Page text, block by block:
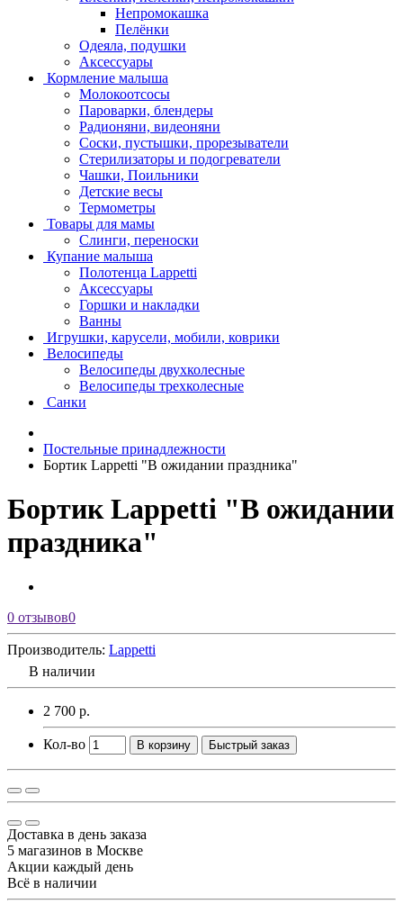
Непромокашка
Пелёнки
Одеяла, подушки
Аксессуары
Кормление малыша
Молокоотсосы
Пароварки, блендеры
Радионяни, видеоняни
Соски, пустышки, прорезыватели
Стерилизаторы и подогреватели
Чашки, Поильники
Детские весы
Термометры
Товары для мамы
Слинги, переноски
Купание малыша
Полотенца Lappetti
Аксессуары
Горшки и накладки
Ванны
Игрушки, карусели, мобили, коврики
Велосипеды
Велосипеды двухколесные
Велосипеды трехколесные
Санки
Постельные принадлежности
Бортик Lappetti "В ожидании праздника"
Бортик Lappetti "В ожидании
праздника"
0 отзывов0
Производитель: Lappetti
В наличии
2 700 р.
Кол-во В корзину Быстрый заказ
Доставка в день заказа
5 магазинов в Москве
Акции каждый день
Всё в наличии